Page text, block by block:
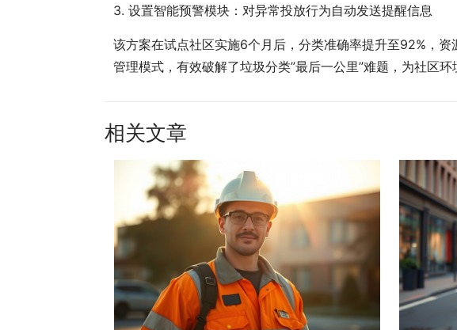
3. 设置智能预警模块：对异常投放行为自动发送提醒信息
该方案在试点社区实施6个月后，分类准确率提升至92%，
管理模式，有效破解了垃圾分类”最后一公里”难题，为社区环
相关文章